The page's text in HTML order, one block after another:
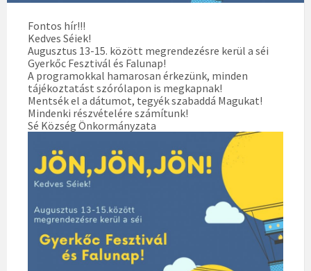
Fontos hír!!!
Kedves Séiek!
Augusztus 13-15. között megrendezésre kerül a séi
Gyerkőc Fesztivál és Falunap!
A programokkal hamarosan érkezünk, minden
tájékoztatást szórólapon is megkapnak!
Mentsék el a dátumot, tegyék szabaddá Magukat!
Mindenki részvételére számítunk!
Sé Község Önkormányzata